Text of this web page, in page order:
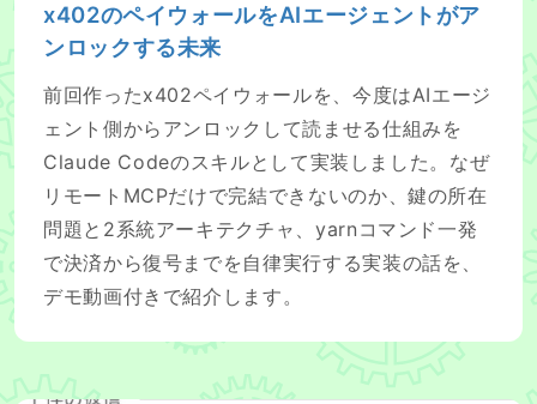
x402のペイウォールをAIエージェントがア
ンロックする未来
前回作ったx402ペイウォールを、今度はAIエージ
ェント側からアンロックして読ませる仕組みを
Claude Codeのスキルとして実装しました。なぜ
リモートMCPだけで完結できないのか、鍵の所在
問題と2系統アーキテクチャ、yarnコマンド一発
で決済から復号までを自律実行する実装の話を、
デモ動画付きで紹介します。